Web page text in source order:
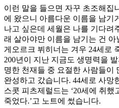
이런 말을 들으면 자꾸 초조해집
에 왔으니 아름다운 이름을 남기
나고 싶은데 세월은 나를 기다려
래 살아야만 이름을 남기는 건
게오르크 뷔히너는 겨우 24세로
200년이 지난 지금도 생명력을
명한 천재들 중 요절한 사람들이
완성하고 갔습니다. 44세로 사망
스콧 피츠제럴드는 ‘20세에 취했
죽었다.’고 노트에 썼습니다.